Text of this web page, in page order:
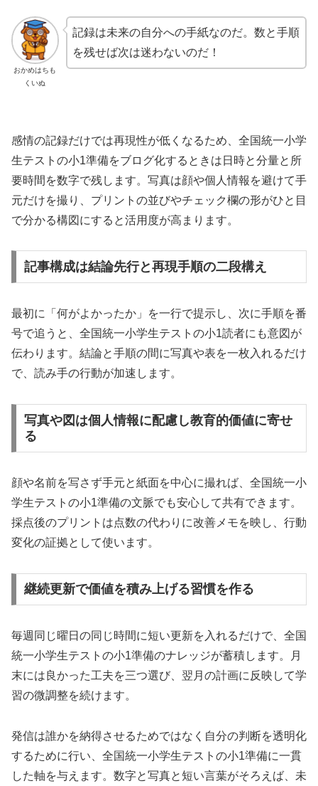
おかめはちも
くいぬ
記録は未来の自分への手紙なのだ。数と手順
を残せば次は迷わないのだ！
感情の記録だけでは再現性が低くなるため、全国統一小学
生テストの小1準備をブログ化するときは日時と分量と所
要時間を数字で残します。写真は顔や個人情報を避けて手
元だけを撮り、プリントの並びやチェック欄の形がひと目
で分かる構図にすると活用度が高まります。
記事構成は結論先行と再現手順の二段構え
最初に「何がよかったか」を一行で提示し、次に手順を番
号で追うと、全国統一小学生テストの小1読者にも意図が
伝わります。結論と手順の間に写真や表を一枚入れるだけ
で、読み手の行動が加速します。
写真や図は個人情報に配慮し教育的価値に寄せ
る
顔や名前を写さず手元と紙面を中心に撮れば、全国統一小
学生テストの小1準備の文脈でも安心して共有できます。
採点後のプリントは点数の代わりに改善メモを映し、行動
変化の証拠として使います。
継続更新で価値を積み上げる習慣を作る
毎週同じ曜日の同じ時間に短い更新を入れるだけで、全国
統一小学生テストの小1準備のナレッジが蓄積します。月
末には良かった工夫を三つ選び、翌月の計画に反映して学
習の微調整を続けます。
発信は誰かを納得させるためではなく自分の判断を透明化
するために行い、全国統一小学生テストの小1準備に一貫
した軸を与えます。数字と写真と短い言葉がそろえば、未